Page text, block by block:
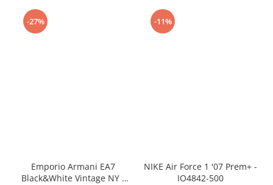
-27%
Emporio Armani EA7
Black&White Vintage NY -
-11%
NIKE Air Force 1 '07 Prem+ -
IO4842-500